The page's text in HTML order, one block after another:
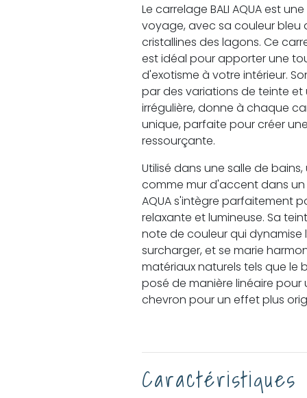
Le carrelage BALI AQUA est
voyage, avec sa couleur bleu
cristallines des lagons. Ce
est idéal pour apporter une
d'exotisme à votre intérieur.
par des variations de teinte
irrégulière, donne à chaque
unique, parfaite pour créer
ressourçante.
Utilisé dans une salle de
comme mur d'accent dans un
AQUA s'intègre parfaitement
relaxante et lumineuse. Sa
note de couleur qui
surcharger, et se marie
matériaux naturels tels que le
posé de manière linéaire pour
chevron pour un effet plus
Caractéristiques